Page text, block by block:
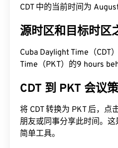
CDT 中的当前时间为
源时区和目标时区
Cuba Daylight Time（CDT
Time（PKT）的9 hours
CDT 到 PKT 会议
将 CDT 转换为 PKT 后，点
朋友或同事分享此时间。
简单工具。